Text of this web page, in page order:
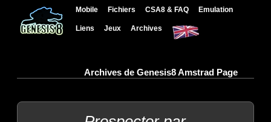
Mobile Fichiers CSA8 & FAQ Emulation
Liens Jeux Archives
Archives de Genesis8 Amstrad Page